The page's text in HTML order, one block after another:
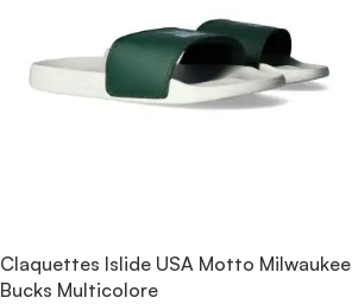
Claquettes Islide USA Motto Milwaukee
Bucks Multicolore